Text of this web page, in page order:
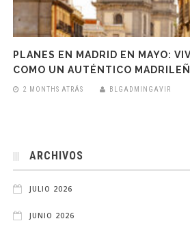
PLANES EN MADRID EN MAYO:
COMO UN AUTÉNTICO
2 MONTHS ATRÁS BLGADMINGAVIR
ARCHIVOS
JULIO 2026
JUNIO 2026